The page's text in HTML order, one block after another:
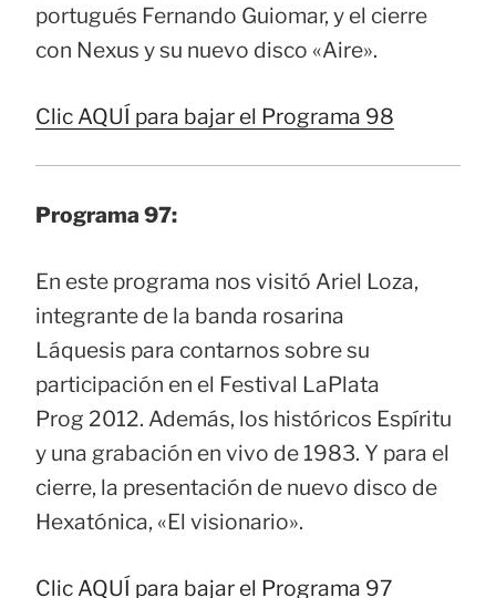
portugués Fernando Guiomar, y el cierre
con Nexus y su nuevo disco «Aire».
Clic AQUÍ para bajar el Programa 98
Programa 97:
En este programa nos visitó Ariel Loza,
integrante de la banda rosarina
Láquesis para contarnos sobre su
participación en el Festival LaPlata
Prog 2012. Además, los históricos Espíritu
y una grabación en vivo de 1983. Y para el
cierre, la presentación de nuevo disco de
Hexatónica, «El visionario».
Clic AQUÍ para bajar el Programa 97